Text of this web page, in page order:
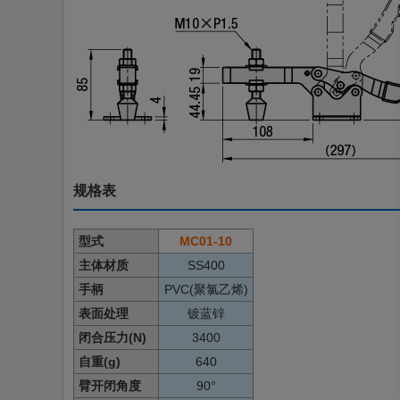
规格表
型式
MC01-10
主体材质
SS400
手柄
PVC(聚氯乙烯)
表面处理
镀蓝锌
闭合压力(N)
3400
自重(g)
640
臂开闭角度
90°